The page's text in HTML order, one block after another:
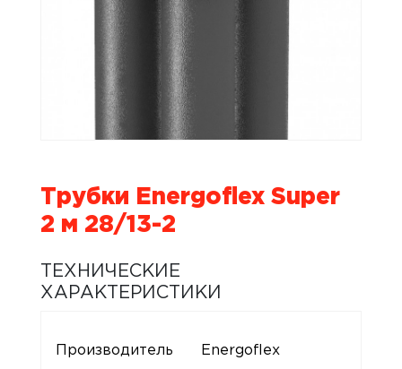
Трубки Energoflex Super
2 м 28/13-2
ТЕХНИЧЕСКИЕ
ХАРАКТЕРИСТИКИ
Производитель Energoflex